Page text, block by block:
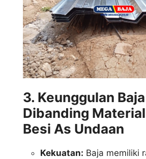
3. Keunggulan Baja
Dibanding
Besi As Undaan
Kekuatan: Baja memiliki